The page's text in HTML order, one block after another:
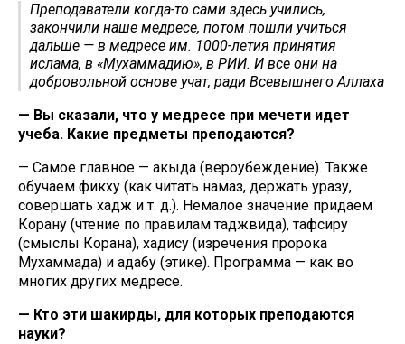
Преподаватели когда-то сами здесь учились,
закончили наше медресе, потом пошли учиться
дальше — в медресе им. 1000-летия принятия
ислама, в «Мухаммадию», в РИИ. И все они на
добровольной основе учат, ради Всевышнего Аллаха
— Вы сказали, что у медресе при мечети идет
учеба. Какие предметы преподаются?
— Самое главное — акыда (вероубеждение). Также
обучаем фикху (как читать намаз, держать уразу,
совершать хадж и т. д.). Немалое значение придаем
Корану (чтение по правилам таджвида), тафсиру
(смыслы Корана), хадису (изречения пророка
Мухаммада) и адабу (этике). Программа — как во
многих других медресе.
— Кто эти шакирды, для которых преподаются
науки?